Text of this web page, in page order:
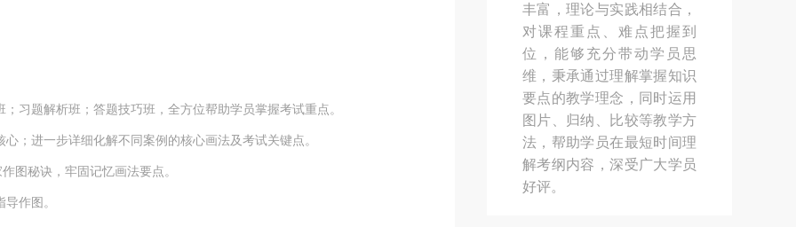
题解析班；答题技巧班，全方位帮助学员掌握考试重点。
进一步详细化解不同案例的核心画法及考试关键点。
秘诀，牢固记忆画法要点。
作图。
丰富，理论与实践相结合，
对课程重点、难点把握到
位，能够充分带动学员思
维，秉承通过理解掌握知识
要点的教学理念，同时运用
图片、归纳、比较等教学方
法，帮助学员在最短时间理
解考纲内容，深受广大学员
好评。